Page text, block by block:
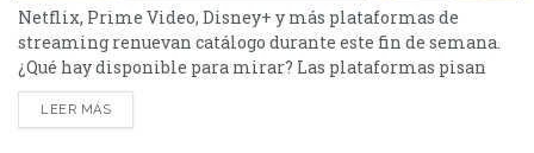
Netflix, Prime Video, Disney+ y más plataformas de
streaming renuevan catálogo durante este fin de semana.
¿Qué hay disponible para mirar? Las plataformas pisan
fuerte con una batería de lanzamientos que combinan
producciones locales y adaptaciones ambiciosas.
LEER MÁS